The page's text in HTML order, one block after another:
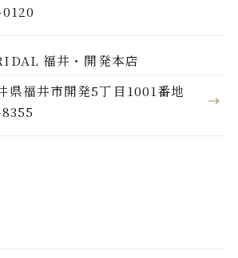
福井・開発本店
県福井市開発5丁目1001番地